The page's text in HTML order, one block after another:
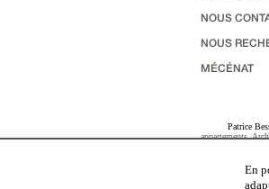
NOUS
NOUS
MÉCÉNAT
Patrice
appartements,
En